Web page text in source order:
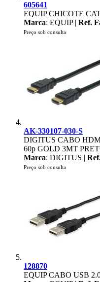
605641
EQUIP CHICOTE
Marca: EQUIP | Ref.
Preço sob consulta
AK-330107-030-S
DIGITUS CABO
60p GOLD 3MT
Marca: DIGITUS |
Preço sob consulta
128870
EQUIP CABO USB